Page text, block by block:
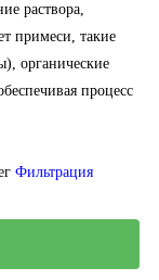
раствора,
примеси, такие
органические
процесс
Фильтрация